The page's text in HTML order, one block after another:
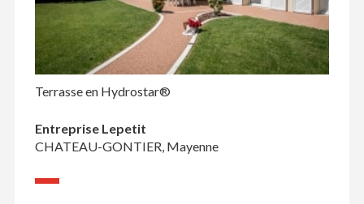
Terrasse en Hydrostar®
Entreprise Lepetit
CHATEAU-GONTIER, Mayenne